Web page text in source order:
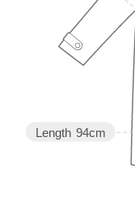
Length 94cm